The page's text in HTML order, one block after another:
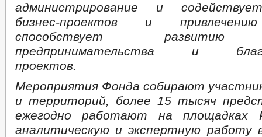
администрирование и
бизнес-проектов и
способствует развитию
предпринимательства и
проектов.
Мероприятия Фонда собирают
и территорий, более 15 тысяч
ежегодно работают на площадках
аналитическую и экспертную работу